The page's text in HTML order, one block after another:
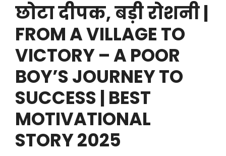
छोटा दीपक, बड़ी रोशनी |
FROM A VILLAGE TO
VICTORY – A POOR
BOY’S JOURNEY TO
SUCCESS | BEST
MOTIVATIONAL
STORY 2025